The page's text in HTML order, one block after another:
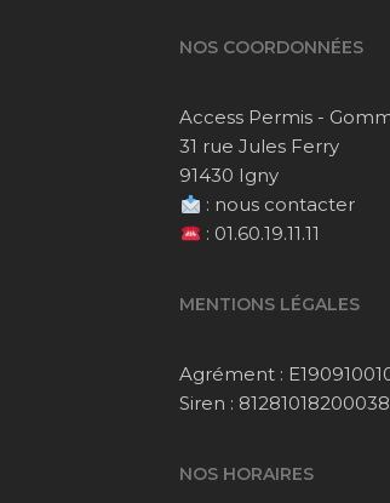
NOS COORDONNÉES
Access Permis -
31 rue Jules Ferry
91430 Igny
: nous contacter
: 01.60.19.11.11
MENTIONS LÉGALES
Agrément :
Siren : 81281018200038
NOS HORAIRES